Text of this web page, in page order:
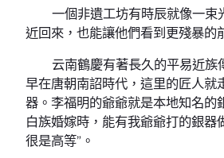
一個非遺工坊有時辰就像一束
近回來，也能讓他們看到更殘暴的
云南鶴慶有著長久的平易近族
早在唐朝南詔時代，這里的匠人就
器。李福明的爺爺就是本地知名的
白族婚嫁時，能有我爺爺打的銀器
很是高等”。